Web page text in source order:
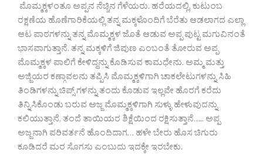
ಮೊಮ್ಮಕ್ಕಳಂತೂ ಅಪ್ಪನ ನೆಚ್ಚಿನ ಗೆಳೆಯರು. ಹರೆಯದಲ್ಲಿ, ಕುಟುಂಬ
ರಕ್ಷಣೆಯ ಹೊಣೆಗಾರಿಕೆಯಲ್ಲಿ ತನ್ನ ಮಕ್ಕಳೊಂದಿಗೆ ಬೆರೆತು ಆಡಲಾಗದ ಎಲ್ಲಾ
ಆಟ ಪಾಠಗಳನ್ನು ತನ್ನ ಮೊಮ್ಮಕ್ಕಳ ಜೊತೆ ಆಡುವ ಅಪ್ಪ ಪುಟ್ಟ ಮಗುವಿನಂತೆ
ಭಾಸವಾಗುತ್ತಾನೆ. ತನ್ನ ಮಕ್ಕಳಿಗೆ ಜಿಪುಣ ಎಂಬಂತೆ ತೋರುವ ಅಪ್ಪ
ಮೊಮ್ಮಕ್ಕಳ ಪಾಲಿಗೆ ಕೇಳಿದ್ದನ್ನು ಕೊಡಿಸುವ ಕಾಮಧೇನು. ಅಮ್ಮ ಮತ್ತು
ಅಜ್ಜಿಯರ ಕಣ್ಗಾವಲನು ತಪ್ಪಿಸಿ ಮೊಮ್ಮಕ್ಕಳಿಗಾಗಿ ಚಾಕಲೇಟುಗಳನ್ನು ಸಿಹಿ
ತಿಂಡಿಗಳನ್ನು ಚಿಪ್ಸ್ ಗಳನ್ನು ತಂದು ಕೊಡುವ ಇಲ್ಲವೇ ಹೊರಗೆ ಕರೆದು
ತಿನ್ನಿಸಿಕೊಂಡು ಬರುವ ಅಜ್ಜ ಮೊಮ್ಮಕ್ಕಳಿಗಾಗಿ ಸುಳ್ಳು ಹೇಳುವುದನ್ನು
ಕಲಿಯುತ್ತಾನೆ, ತಂದೆ ತಾಯಿಯರ ಶಿಕ್ಷೆಯಿಂದ ರಕ್ಷಿಸುತ್ತಾನೆ….. ಅಪ್ಪ
ಅಜ್ಜನಾಗಿ ಪರಿವರ್ತನೆ ಹೊಂದಿದಾಗ… ಹಳೇ ಬೇರು ಹೊಸ ಚಿಗುರು
ಕೂಡಿದರೆ ಮರ ಸೊಗಸು ಎಂಬುದು ಇದಕ್ಕೇ ಇರಬೇಕು.